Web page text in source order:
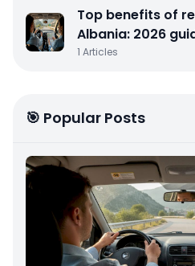
Top benefits of
Albania: 2026
1 Articles
🎯 Popular Posts